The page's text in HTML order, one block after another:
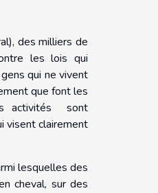
des milliers de
les lois qui
qui ne vivent
que font les
activités sont
visent clairement
lesquelles des
cheval, sur des